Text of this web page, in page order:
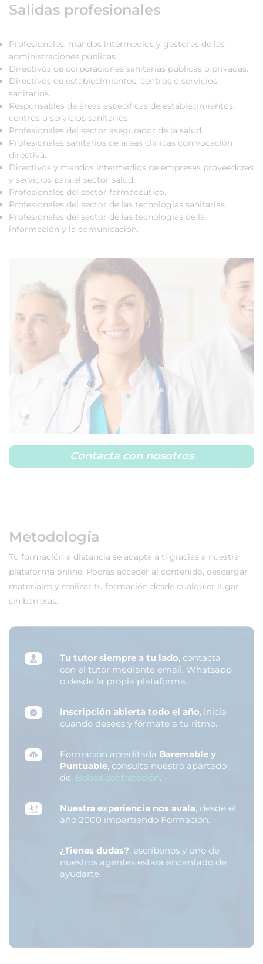
Salidas profesionales
Profesionales, mandos intermedios y gestores de las
administraciones públicas.
Directivos de corporaciones sanitarias públicas o privadas.
Directivos de establecimientos, centros o servicios
sanitarios.
Responsables de áreas específicas de establecimientos,
centros o servicios sanitarios
Profesionales del sector asegurador de la salud.
Profesionales sanitarios de áreas clínicas con vocación
directiva.
Directivos y mandos intermedios de empresas proveedoras
y servicios para el sector salud.
Profesionales del sector farmacéutico.
Profesionales del sector de las tecnologías sanitarias.
Profesionales del sector de las tecnologías de la
información y la comunicación.
Contacta con nosotros
Metodología
Tu formación a distancia se adapta a ti gracias a nuestra
plataforma online. Podrás acceder al contenido, descargar
materiales y realizar tu formación desde cualquier lugar,
sin barreras.
Tu tutor siempre a tu lado, contacta
con el tutor mediante email, Whatsapp
o desde la propia plataforma.
Inscripción abierta todo el año, inicia
cuando desees y fórmate a tu ritmo.
Formación acreditada Baremable y
Puntuable, consulta nuestro apartado
de: Bolsas contratación.
Nuestra experiencia nos avala, desde el
año 2000 impartiendo Formación.
¿Tienes dudas?, escríbenos y uno de
nuestros agentes estará encantado de
ayudarte.